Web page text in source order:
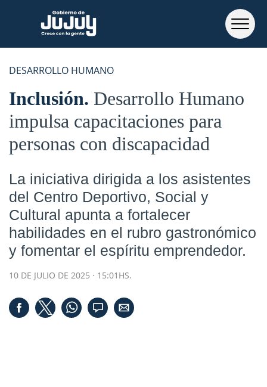
DESARROLLO HUMANO
Inclusión Desarrollo Humano
impulsa capacitaciones para
personas con discapacidad
La iniciativa dirigida a los asistentes
del Centro Deportivo, Social y
Cultural apunta a fortalecer
habilidades en el rubro gastronómico
y fomentar el espíritu emprendedor.
10 DE JULIO DE 2025 · 15:01HS.